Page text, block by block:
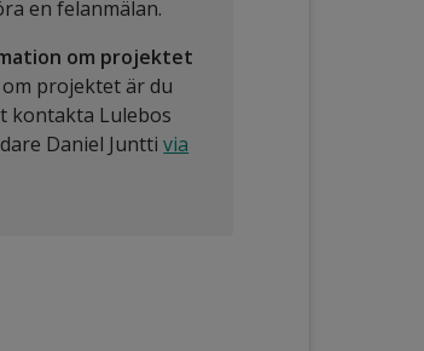
en felanmälan.
om projektet
projektet är du
kontakta Lulebos
Daniel Junttivia